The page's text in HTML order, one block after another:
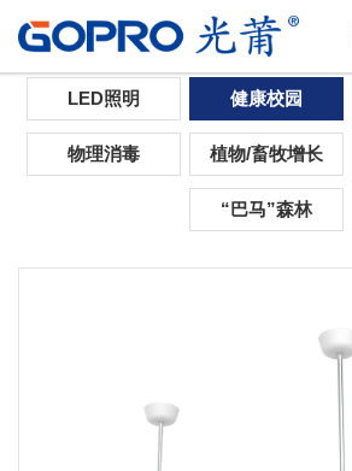
首页 >光应用 >健康校园 >知明系列产品
LED照明 健康校园
物理消毒 植物/畜牧增长
“巴马”森林